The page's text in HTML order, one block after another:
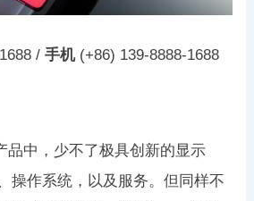
/ 手机(+86) 139-8888-1688
品中，少不了极具创新的显示
操作系统，以及服务。但同样不